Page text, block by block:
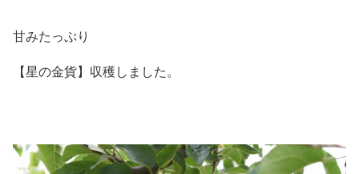
甘みたっぷり
【星の金貨】収穫しました。